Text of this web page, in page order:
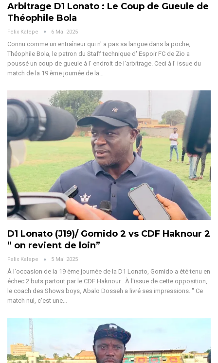
Arbitrage D1 Lonato : Le Coup de Gueule de
Théophile Bola
Felix Kalepe 6 Mai 2025
Connu comme un entraîneur qui n' a pas sa langue dans la poche,
Théophile Bola, le patron du Staff technique d' Espoir FC de Zio a
poussé un coup de gueule à l' endroit de l'arbitrage. Ceci à l' issue du
match de la 19 ème journée de la
D1 Lonato (J19)/ Gomido 2 vs CDF Haknour 2
” on revient de loin”
Felix Kalepe 5 Mai 2025
À l'occasion de la 19 ème journée de la D1 Lonato, Gomido a été tenu en
échec 2 buts partout par le CDF Haknour . À l'issue de cette opposition,
le coach des Shows boys, Abalo Dosseh a livré ses impressions. " Ce
match nul, c'est une…